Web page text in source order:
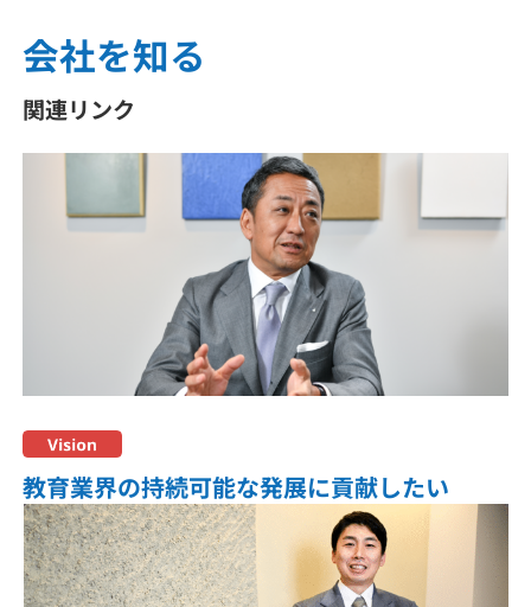
会社を知る
関連リンク
教育業界の持続可能な発展に貢献したい